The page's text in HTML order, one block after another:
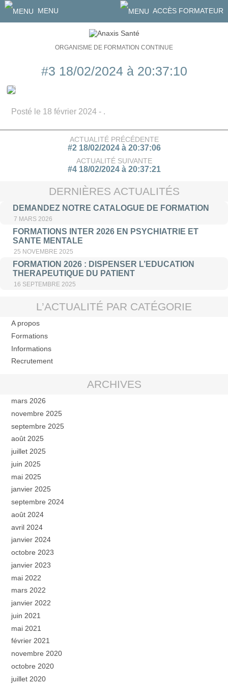
MENU ACCÈS FORMATEUR
ORGANISME DE FORMATION CONTINUE
#3 18/02/2024 à 20:37:10
Posté le 18 février 2024 - .
ACTUALITÉ PRÉCÉDENTE
#2 18/02/2024 à 20:37:06
ACTUALITÉ SUIVANTE
#4 18/02/2024 à 20:37:21
DERNIÈRES ACTUALITÉS
DEMANDEZ NOTRE CATALOGUE DE FORMATION
7 MARS 2026
FORMATIONS INTER 2026 EN PSYCHIATRIE ET
SANTE MENTALE
25 NOVEMBRE 2025
FORMATION 2026 : DISPENSER L’EDUCATION
THERAPEUTIQUE DU PATIENT
16 SEPTEMBRE 2025
L’ACTUALITÉ PAR CATÉGORIE
A propos
Formations
Informations
Recrutement
ARCHIVES
mars 2026
novembre 2025
septembre 2025
août 2025
juillet 2025
juin 2025
mai 2025
janvier 2025
septembre 2024
août 2024
avril 2024
janvier 2024
octobre 2023
janvier 2023
mai 2022
mars 2022
janvier 2022
juin 2021
mai 2021
février 2021
novembre 2020
octobre 2020
juillet 2020